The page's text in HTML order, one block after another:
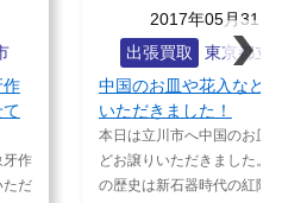
2017年05月31日
出張買取
東京都立川市
中国のお皿や花入などお譲り
いただきました！
本日は立川市へ中国のお皿や花
どお譲りいただきました。中国
の歴史は新石器時代の紅陶や彩…
Next